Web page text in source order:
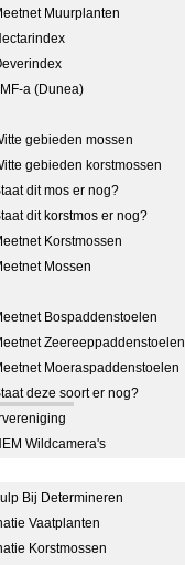
Muurplanten
a (Dunea)
gebieden mossen
gebieden korstmossen
dit mos er nog?
dit korstmos er nog?
Korstmossen
Mossen
Bospaddenstoelen
Zeereeppaddenstoelen
Moeraspaddenstoelen
deze soort er nog?
Wildcamera's
Bij Determineren
Vaatplanten
Korstmossen